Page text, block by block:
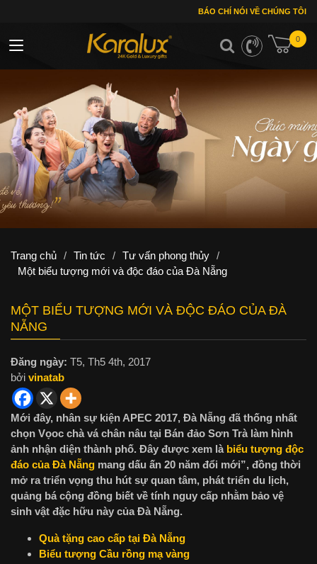
BÁO CHÍ NÓI VỀ CHÚNG TÔI
0
Toggle navigation
Trang chủ / Tin tức / Tư vấn phong thủy /
Một biểu tượng mới và độc đáo của Đà Nẵng
MỘT BIỂU TƯỢNG MỚI VÀ ĐỘC ĐÁO CỦA ĐÀ
NẴNG
Đăng ngày: T5, Th5 4th, 2017
bởi vinatab
Mới đây, nhân sự kiện APEC 2017, Đà Nẵng đã thống nhất
chọn Vọoc chà vá chân nâu tại Bán đảo Sơn Trà làm hình
ảnh nhận diện thành phố. Đây được xem là biểu tượng độc
đáo của Đà Nẵng mang dấu ấn 20 năm đổi mới”, đồng thời
mở ra triển vọng thu hút sự quan tâm, phát triển du lịch,
quảng bá cộng đồng biết về tính nguy cấp nhằm bảo vệ
sinh vật đặc hữu này của Đà Nẵng.
Quà tặng cao cấp tại Đà Nẵng
Biểu tượng Cầu rồng mạ vàng